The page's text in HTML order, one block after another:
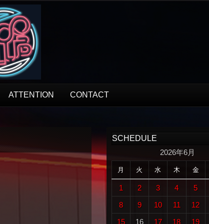
ATTENTION CONTACT
SCHEDULE
2026年6月
月 火 水 木 金
1 2 3 4 5
8
9 10 11 12
15
16 17 18 19